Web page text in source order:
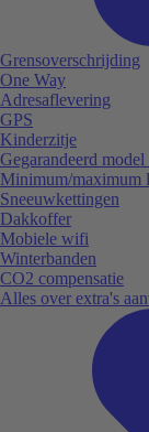
Grensoverschrijding
One Way
Adresaflevering
GPS
Kinderzitje
Gegarandeerd model
Minimum/maximum
Sneeuwkettingen
Dakkoffer
Mobiele wifi
Winterbanden
CO2 compensatie
Alles over extra's